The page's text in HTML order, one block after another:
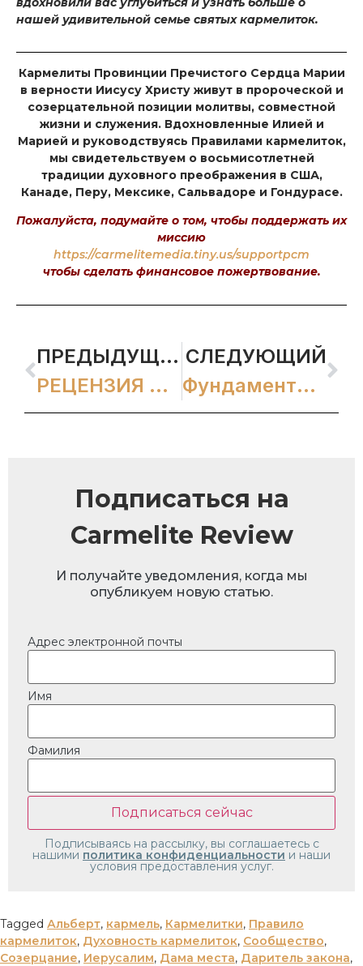
нашей удивительной семье святых кармелиток.
Кармелиты Провинции Пречистого Сердца Марии
в верности Иисусу Христу живут в пророческой и
созерцательной позиции молитвы, совместной
жизни и служения. Вдохновленные Илией и
Марией и руководствуясь Правилами кармелиток,
мы свидетельствуем о восьмисотлетней
традиции духовного преображения в США,
Канаде, Перу, Мексике, Сальвадоре и Гондурасе.
Пожалуйста, подумайте о том, чтобы поддержать их
миссию
https://carmelitemedia.tiny.us/supportpcm
чтобы сделать финансовое пожертвование.
ПРЕДЫДУЩИЙ
РЕЦЕНЗИЯ НА КНИГУ
СЛЕДУЮЩИЙ
Фундаментные камни
Подписаться на
Carmelite Review
И получайте уведомления, когда мы
опубликуем новую статью.
Адрес электронной почты
Имя
Фамилия
Подписываясь на рассылку, вы соглашаетесь с
нашими политика конфиденциальности и наши
условия предоставления услуг.
Tagged Альберт, кармель, Кармелитки, Правило
кармелиток, Духовность кармелиток, Сообщество,
Созерцание, Иерусалим, Дама места, Даритель закона,